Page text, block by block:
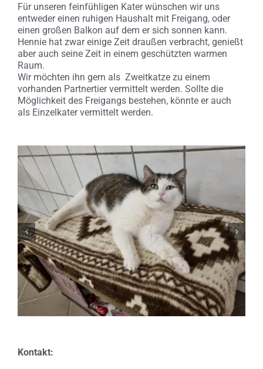
Für unseren feinfühligen Kater wünschen wir uns
entweder einen ruhigen Haushalt mit Freigang, oder
einen großen Balkon auf dem er sich sonnen kann.
Hennie hat zwar einige Zeit draußen verbracht, genießt
aber auch seine Zeit in einem geschützten warmen
Raum.
Wir möchten ihn gern als Zweitkatze zu einem
vorhanden Partnertier vermittelt werden. Sollte die
Möglichkeit des Freigangs bestehen, könnte er auch
als Einzelkater vermittelt werden.
Kontakt: